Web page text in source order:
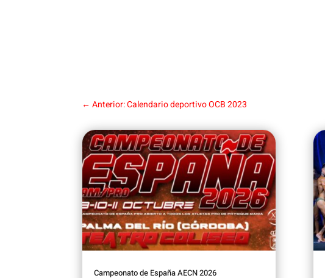
←Anterior: Calendario deportivo OCB 2023
Campeonato de España AECN 2026